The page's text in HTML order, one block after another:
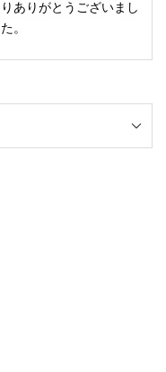
りありがとうございまし
た。